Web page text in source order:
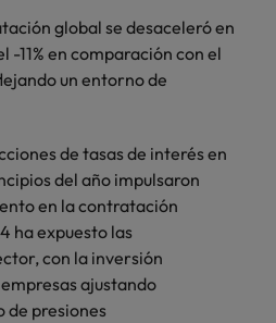
global se desaceleró en
-11% en comparación con el
un entorno de
de tasas de interés en
del año impulsaron
en la contratación
ha expuesto las
con la inversión
ajustando
de presiones